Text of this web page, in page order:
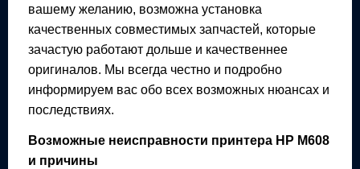
вашему желанию, возможна установка
качественных совместимых запчастей, которые
зачастую работают дольше и качественнее
оригиналов. Мы всегда честно и подробно
информируем вас обо всех возможных нюансах и
последствиях.
Возможные неисправности принтера HP M608
и причины